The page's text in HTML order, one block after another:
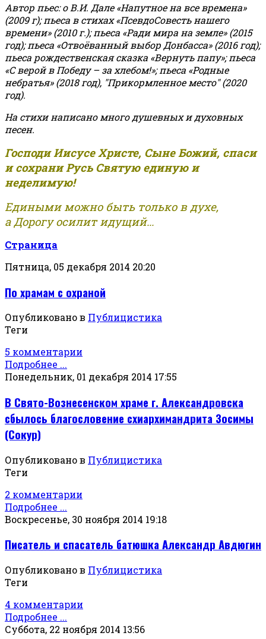
Автор пьес: о В.И. Дале «Напутное на все времена»
(2009 г); пьеса в стихах «ПсевдоСовесть нашего
времени» (2010 г.); пьеса «Ради мира на земле» (2015
год); пьеса «Отвоёванный выбор Донбасса» (2016 год);
пьеса рождественская сказка «Вернуть папу»; пьеса
«С верой в Победу – за хлебом!»;пьеса «Родные
небратья» (2018 год), "Прикормленное место" (2020
год).
На стихи написано много душевных и духовных
песен.
Господи Иисусе Христе, Сыне Божий, спаси
и сохрани Русь Святую единую и
неделимую!
Едиными можно быть только в духе,
а Дорогу осилит идущий...
Страница
Пятница, 05 декабря 2014 20:20
По храмам с охраной
Опубликовано в Публицистика
Теги
5 комментарии
Подробнее ...
Понедельник, 01 декабря 2014 17:55
В Свято-Вознесенском храме г. Александровска
сбылось благословение схиархимандрита Зосимы
(Сокур)
Опубликовано в Публицистика
Теги
2 комментарии
Подробнее ...
Воскресенье, 30 ноября 2014 19:18
Писатель и спасатель батюшка Александр Авдюгин
Опубликовано в Публицистика
Теги
4 комментарии
Подробнее ...
Суббота, 22 ноября 2014 13:56